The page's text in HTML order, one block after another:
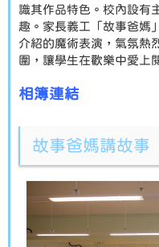
識其作品特色。校內設有
趣。家長義工「故事爸媽
介紹的魔術表演，氣氛熱
圍，讓學生在歡樂中愛上
相簿連結
故事爸媽講故事